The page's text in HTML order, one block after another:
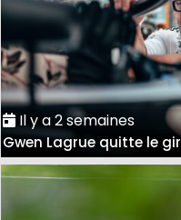
Il y a 2 semaines
Gwen Lagrue quitte le